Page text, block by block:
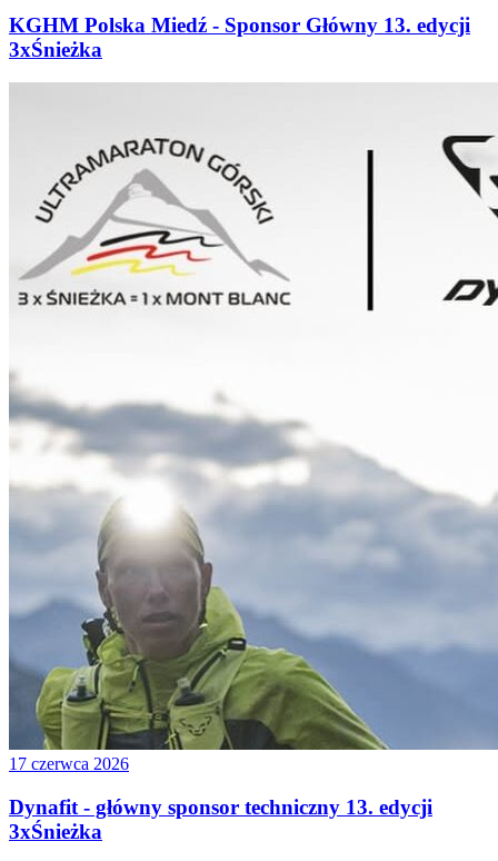
KGHM Polska Miedź - Sponsor Główny 13. edycji
3xŚnieżka
17 czerwca 2026
Dynafit - główny sponsor techniczny 13. edycji
3xŚnieżka